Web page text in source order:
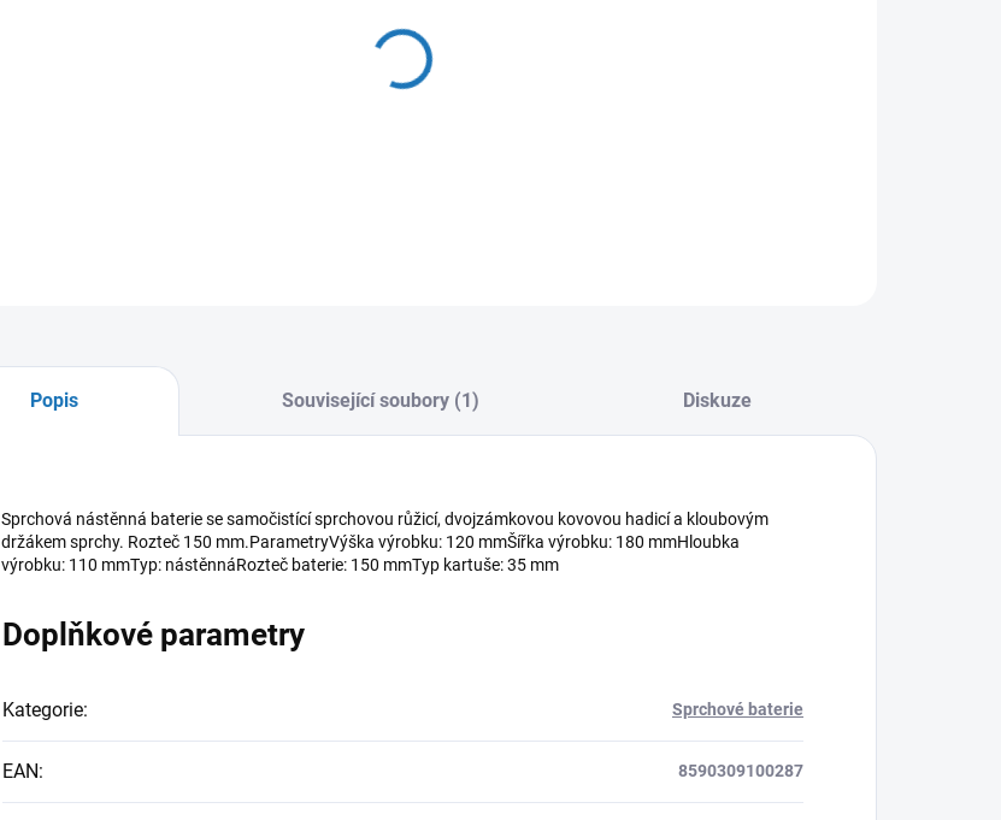
11.8.2026
MOŽNOSTI DORUČENÍ
Popis Související soubory (1) Diskuze
Sprchová nástěnná baterie se samočistící sprchovou růžicí, dvojzámkovou kovovou hadicí a kloubovým
držákem sprchy. Rozteč 150 mm.ParametryVýška výrobku: 120 mmŠířka výrobku: 180 mmHloubka
výrobku: 110 mmTyp: nástěnnáRozteč baterie: 150 mmTyp kartuše: 35 mm
Doplňkové parametry
Kategorie: Sprchové baterie
EAN: 8590309100287